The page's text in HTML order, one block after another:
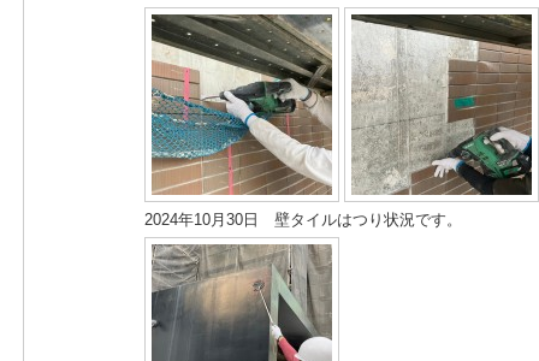
2024年10月30日 壁タイルはつり状況です。